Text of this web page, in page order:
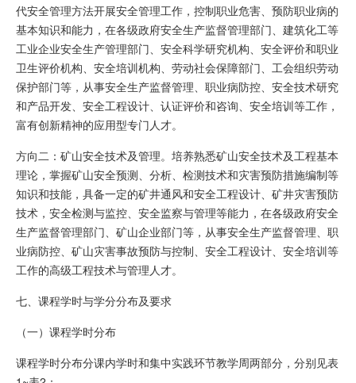
代安全管理方法开展安全管理工作，控制职业危害、预防职业病的
基本知识和能力，在各级政府安全生产监督管理部门、建筑化工等
工业企业安全生产管理部门、安全科学研究机构、安全评价和职业
卫生评价机构、安全培训机构、劳动社会保障部门、工会组织劳动
保护部门等，从事安全生产监督管理、职业病防控、安全技术研究
和产品开发、安全工程设计、认证评价和咨询、安全培训等工作，
富有创新精神的应用型专门人才。
方向二：矿山安全技术及管理。培养熟悉矿山安全技术及工程基本
理论，掌握矿山安全预测、分析、检测技术和灾害预防措施编制等
知识和技能，具备一定的矿井通风和安全工程设计、矿井灾害预防
技术，安全检测与监控、安全监察与管理等能力，在各级政府安全
生产监督管理部门、矿山企业部门等，从事安全生产监督管理、职
业病防控、矿山灾害事故预防与控制、安全工程设计、安全培训等
工作的高级工程技术与管理人才。
七、课程学时与学分分布及要求
（一）课程学时分布
课程学时分布分课内学时和集中实践环节教学周两部分，分别见表